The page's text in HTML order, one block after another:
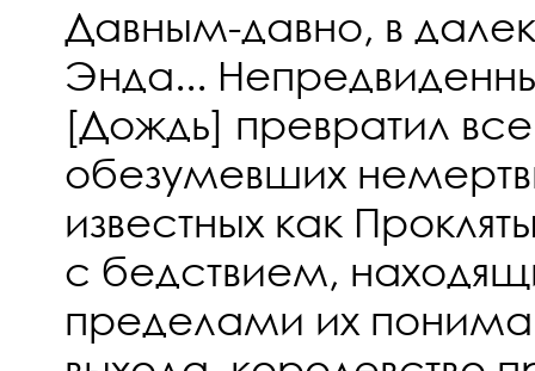
Давным-давно, в
Энда...
[Дождь] превратил
обезумевших
известных как
с бедствием,
пределами их